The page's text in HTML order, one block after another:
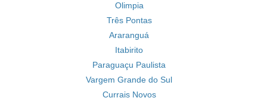
Olimpia
Três Pontas
Araranguá
Itabirito
Paraguaçu Paulista
Vargem Grande do Sul
Currais Novos